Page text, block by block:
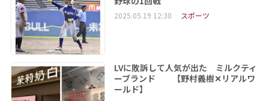
2025.05.19 12:30 スポーツ
LVに敗訴して人気が出た ミルクティ
ーブランド 【野村義樹✕リアルワ
ールド】